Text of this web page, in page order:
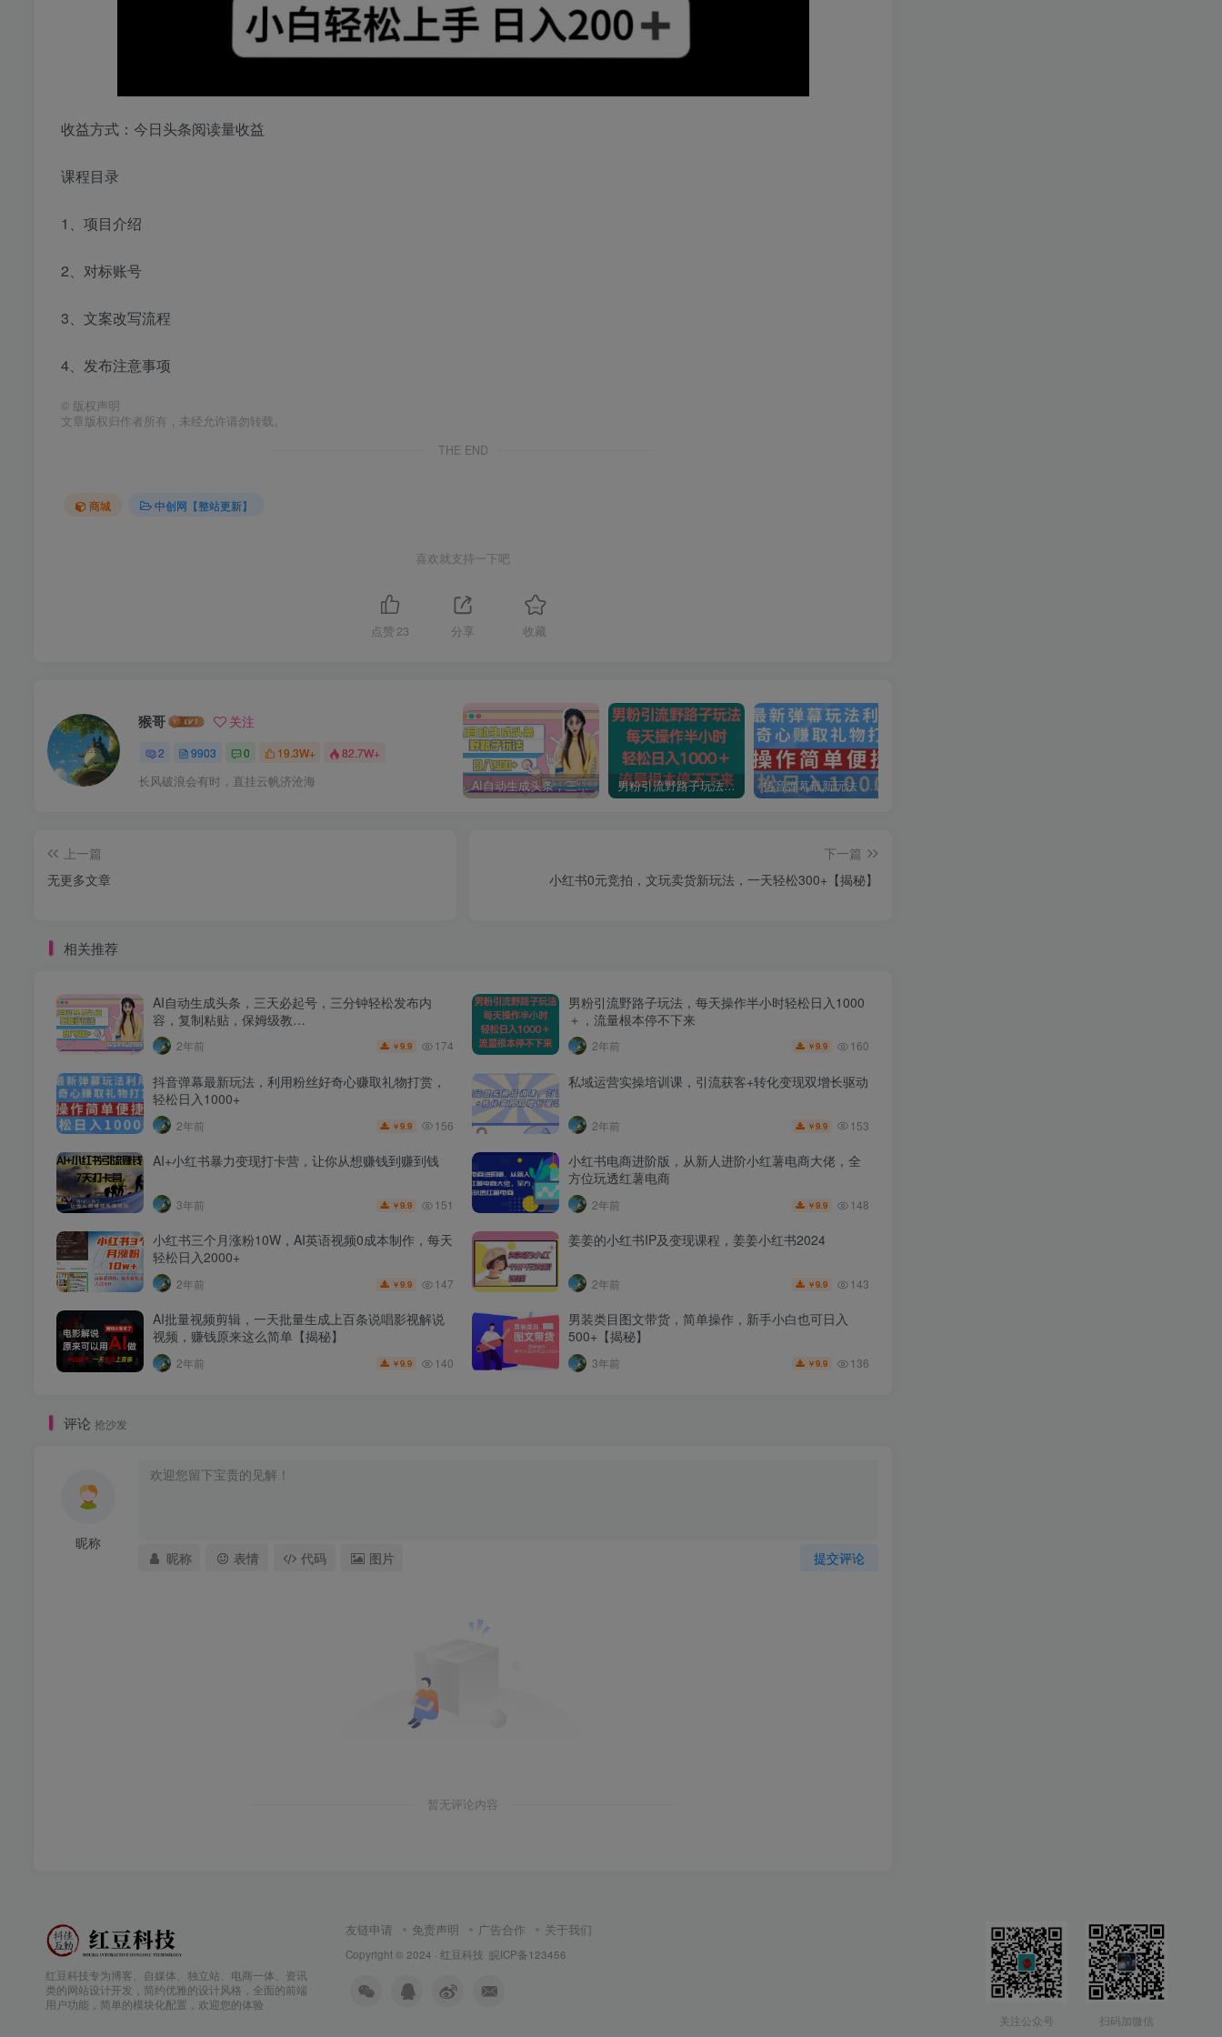
收益方式：今日头条阅读量收益
课程目录
1、项目介绍
2、对标账号
3、文案改写流程
4、发布注意事项
© 版权声明
文章版权归作者所有，未经允许请勿转载。
THE END
商城 中创网【整站更新】
喜欢就支持一下吧
点赞 23 分享 收藏
猴哥 关注
2 9903 0 19.3W+ 82.7W+
长风破浪会有时，直挂云帆济沧海 AI自动生成头条，三天必起号，三分钟轻松发布内容，复制粘贴，保姆级教… 男粉引流野路子玩法，每天操作半小时轻松日入1000＋，流量根本停不下来 抖音弹幕最新玩法，利用粉丝好奇心赚取礼物打赏，轻松日入1000+
上一篇
无更多文章
下一篇
小红书0元竞拍，文玩卖货新玩法，一天轻松300+【揭秘】
相关推荐
AI自动生成头条，三天必起号，三分钟轻松发布内
容，复制粘贴，保姆级教…
2年前 ￥9.9 174
男粉引流野路子玩法，每天操作半小时轻松日入1000
＋，流量根本停不下来
2年前 ￥9.9 160
抖音弹幕最新玩法，利用粉丝好奇心赚取礼物打赏，
轻松日入1000+
2年前 ￥9.9 156
私域运营实操培训课，引流获客+转化变现双增长驱动
2年前 ￥9.9 153
AI+小红书暴力变现打卡营，让你从想赚钱到赚到钱
3年前 ￥9.9 151
小红书电商进阶版，从新人进阶小红薯电商大佬，全
方位玩透红薯电商
2年前 ￥9.9 148
小红书三个月涨粉10W，AI英语视频0成本制作，每天
轻松日入2000+
2年前 ￥9.9 147
姜姜的小红书IP及变现课程，姜姜小红书2024
2年前 ￥9.9 143
AI批量视频剪辑，一天批量生成上百条说唱影视解说
视频，赚钱原来这么简单【揭秘】
2年前 ￥9.9 140
男装类目图文带货，简单操作，新手小白也可日入
500+【揭秘】
3年前 ￥9.9 136
评论 抢沙发
昵称
提交评论
昵称 表情 代码 图片
暂无评论内容
红豆科技专为博客、自媒体、独立站、电商一体、资讯
类的网站设计开发，简约优雅的设计风格，全面的前端
用户功能，简单的模块化配置，欢迎您的体验
友链申请 免责声明 广告合作 关于我们
Copyright © 2024 · 红豆科技 皖ICP备123456
关注公众号 扫码加微信